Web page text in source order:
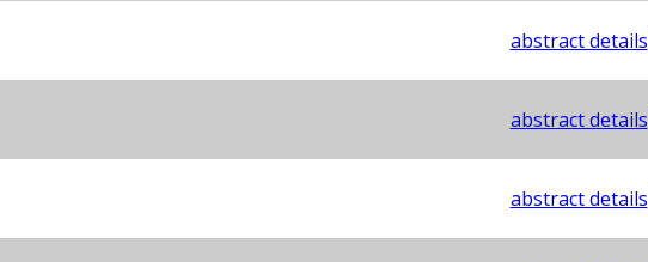
abstract details
abstract details
abstract details